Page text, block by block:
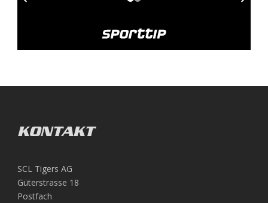
KONTAKT
SCL Tigers AG
Güterstrasse 18
Postfach